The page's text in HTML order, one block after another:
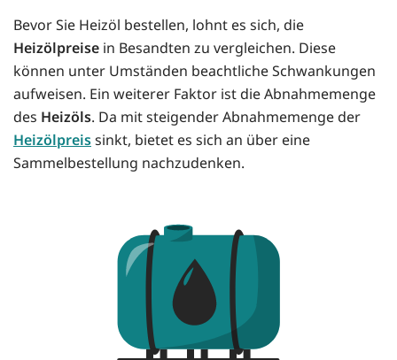
Bevor Sie Heizöl bestellen, lohnt es sich, die
Heizölpreise in Besandten zu vergleichen. Diese
können unter Umständen beachtliche Schwankungen
aufweisen. Ein weiterer Faktor ist die Abnahmemenge
des Heizöls. Da mit steigender Abnahmemenge der
Heizölpreissinkt, bietet es sich an über eine
Sammelbestellung nachzudenken.